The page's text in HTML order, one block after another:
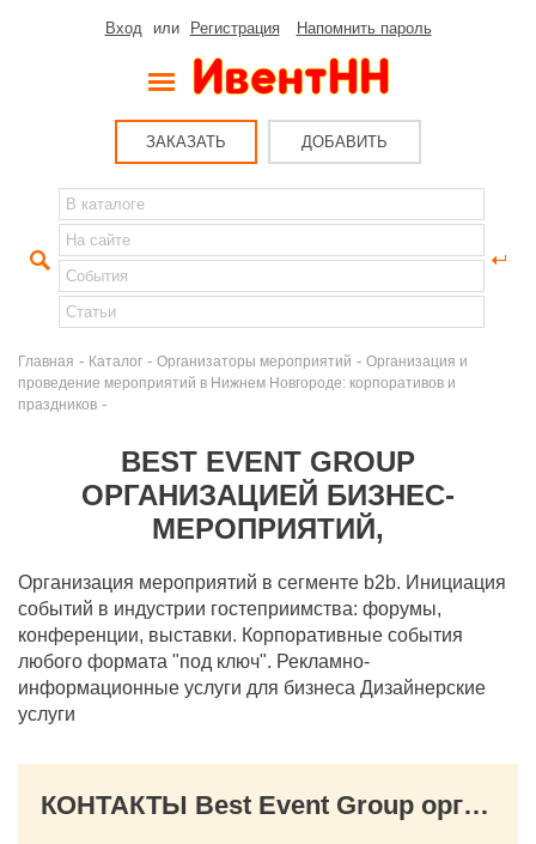
Вход или Регистрация Напомнить пароль
ЗАКАЗАТЬ ДОБАВИТЬ
Главная - Каталог - Организаторы мероприятий - Организация и
проведение мероприятий в Нижнем Новгороде: корпоративов и
праздников -
BEST EVENT GROUP
ОРГАНИЗАЦИЕЙ БИЗНЕС-
МЕРОПРИЯТИЙ,
Организация мероприятий в сегменте b2b. Инициация
событий в индустрии гостеприимства: форумы,
конференции, выставки. Корпоративные события
любого формата "под ключ". Рекламно-
информационные услуги для бизнеса Дизайнерские
услуги
КОНТАКТЫ Best Event Group организацией бизнес-мероприятий,